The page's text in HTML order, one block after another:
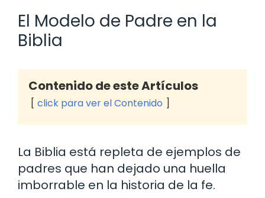
El Modelo de Padre en la
Biblia
Contenido de este Artículos
click para ver el Contenido
La Biblia está repleta de ejemplos de
padres que han dejado una huella
imborrable en la historia de la fe.